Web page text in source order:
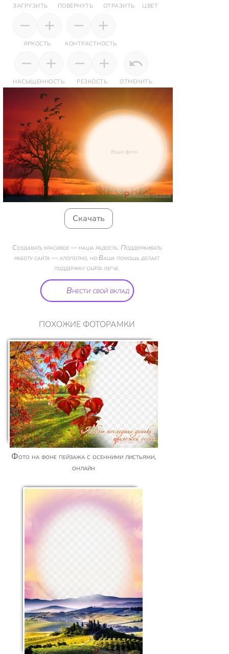
ЗАГРУЗИТЬ ПОВЕРНУТЬ ОТРАЗИТЬ ЦВЕТ
ЯРКОСТЬ КОНТРАСТНОСТЬ
НАСЫЩЕННОСТЬ РЕЗКОСТЬ ОТМЕНИТЬ
Ваше фото
Скачать
Создавать красивое — наша радость. Поддерживать
работу сайта — хлопотно, но Ваша помощь делает
поддержку сайта легче.
Внести свой вклад
ПОХОЖИЕ ФОТОРАМКИ
Фото на фоне пейзажа с осенними листьями,
онлайн